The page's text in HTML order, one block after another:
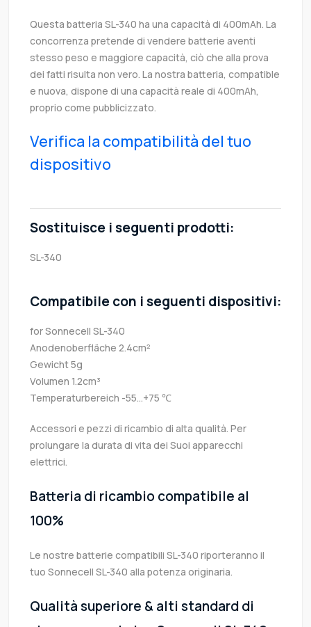
Questa batteria SL-340 ha una capacità di 400mAh. La
concorrenza pretende di vendere batterie aventi
stesso peso e maggiore capacità, ciò che alla prova
dei fatti risulta non vero. La nostra batteria, compatible
e nuova, dispone di una capacità reale di 400mAh,
proprio come pubblicizzato.
Verifica la compatibilità del tuo
dispositivo
Sostituisce i seguenti prodotti:
SL-340
Compatibile con i seguenti dispositivi:
for Sonnecell SL-340
Anodenoberfläche 2.4cm²
Gewicht 5g
Volumen 1.2cm³
Temperaturbereich -55...+75 ℃
Accessori e pezzi di ricambio di alta qualità. Per
prolungare la durata di vita dei Suoi apparecchi
elettrici.
Batteria di ricambio compatibile al
100%
Le nostre batterie compatibili SL-340 riporteranno il
tuo Sonnecell SL-340 alla potenza originaria.
Qualità superiore & alti standard di